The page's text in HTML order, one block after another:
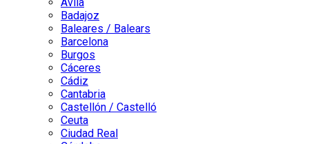
Badajoz
Baleares / Balears
Barcelona
Burgos
Cáceres
Cádiz
Cantabria
Castellón / Castelló
Ceuta
Ciudad Real